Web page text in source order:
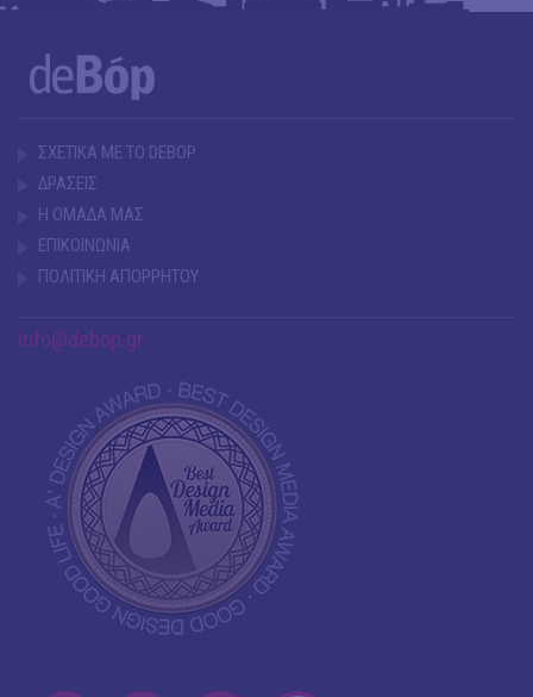
ΣΧΕΤΙΚΑ ΜΕ ΤΟ DEBOP
ΔΡΑΣΕΙΣ
Η ΟΜΑΔΑ ΜΑΣ
ΕΠΙΚΟΙΝΩΝΙΑ
ΠΟΛΙΤΙΚΗ ΑΠΟΡΡΗΤΟΥ
info@debop.gr